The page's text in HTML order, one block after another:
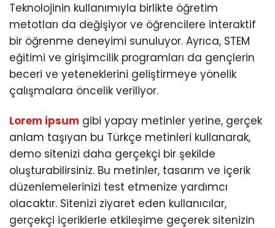
Teknolojinin kullanımıyla birlikte öğretim
metotları da değişiyor ve öğrencilere interaktif
bir öğrenme deneyimi sunuluyor. Ayrıca, STEM
eğitimi ve girişimcilik programları da gençlerin
beceri ve yeteneklerini geliştirmeye yönelik
çalışmalara öncelik veriliyor.
Lorem ipsum gibi yapay metinler yerine, gerçek
anlam taşıyan bu Türkçe metinleri kullanarak,
demo sitenizi daha gerçekçi bir şekilde
oluşturabilirsiniz. Bu metinler, tasarım ve içerik
düzenlemelerinizi test etmenize yardımcı
olacaktır. Sitenizi ziyaret eden kullanıcılar,
gerçekçi içeriklerle etkileşime geçerek sitenizin